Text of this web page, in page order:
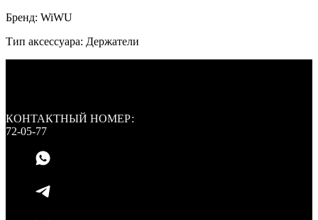
Бренд: WiWU
Тип аксессуара: Держатели
КОНТАКТНЫЙ НОМЕР:
72-05-77